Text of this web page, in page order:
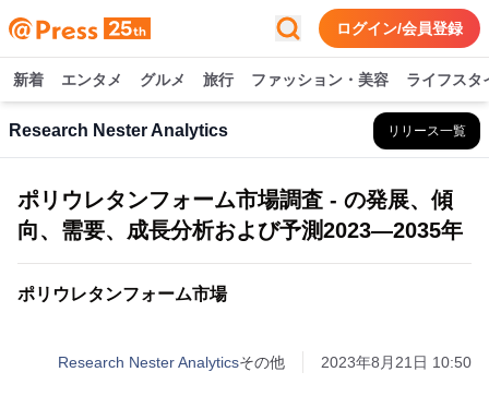
ログイン/会員登録
新着 エンタメ グルメ 旅行 ファッション・美容 ライフスタ
Research Nester Analytics リリース一覧
ポリウレタンフォーム市場調査 - の発展、傾
向、需要、成長分析および予測2023―2035年
ポリウレタンフォーム市場
Research Nester Analyticsその他 2023年8月21日 10:50